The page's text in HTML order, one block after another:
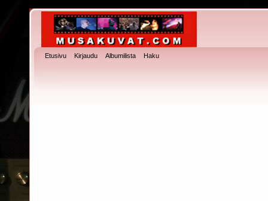
Etusivu Kirjaudu Albumilista Haku